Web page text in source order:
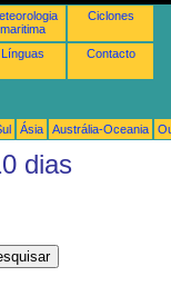
maritima
Ciclones
Línguas Contacto
Ásia Austrália-Oceania
dias